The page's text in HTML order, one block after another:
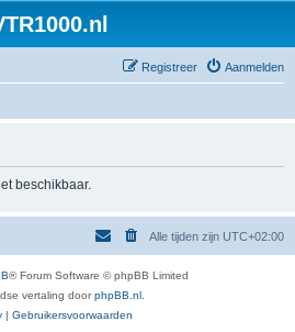
Aanmelden
Registreer
beschikbaar.
Alle tijden zijn UTC+02:00
® Forum Software © phpBB Limited
vertaling doorphpBB.nl
| Gebruikersvoorwaarden